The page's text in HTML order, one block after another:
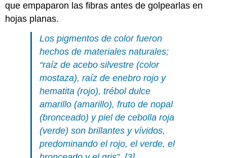
que empaparon las fibras antes de golpearlas en
hojas planas.
Los pigmentos de color fueron
hechos de materiales naturales;
“raíz de acebo silvestre (color
mostaza), raíz de enebro rojo y
hematita (rojo), trébol dulce
amarillo (amarillo), fruto de nopal
(bronceado) y piel de cebolla roja
(verde) son brillantes y vívidos,
predominando el rojo, el verde, el